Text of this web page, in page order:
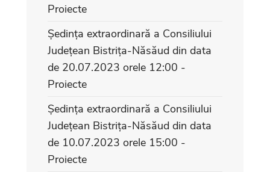
Proiecte
Ședința extraordinară a Consiliului
Județean Bistrița-Năsăud din data
de 20.07.2023 orele 12:00 -
Proiecte
Ședința extraordinară a Consiliului
Județean Bistrița-Năsăud din data
de 10.07.2023 orele 15:00 -
Proiecte